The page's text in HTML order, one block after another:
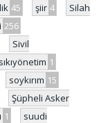
45 şiir 4
Silah
256
Sivil
sıkıyönetim 1
soykırım 15
Şüpheli Asker
1
suudi